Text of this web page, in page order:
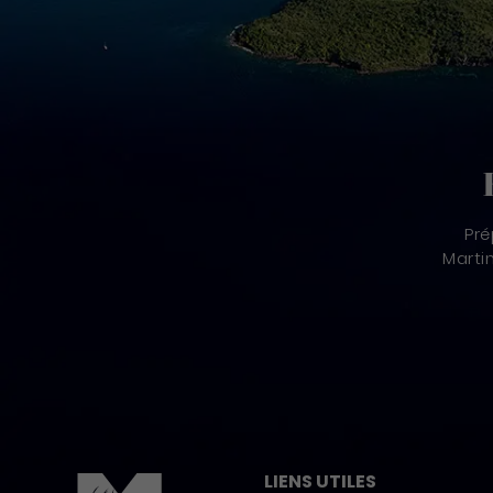
Pied de page
LIENS UTILES